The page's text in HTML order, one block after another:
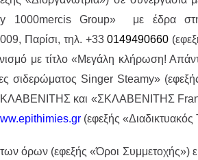
1000mercis Group» με έδρα
Παρίσι, τηλ. +330149490660
με τίτλο «Μεγάλη κλήρωση!
σιδερώματος Singer Steamy»
και «ΣΚΛΑΒΕΝΙΤΗΣ
(εφεξής
όρων (εφεξής «Όροι Συμμετοχής»)